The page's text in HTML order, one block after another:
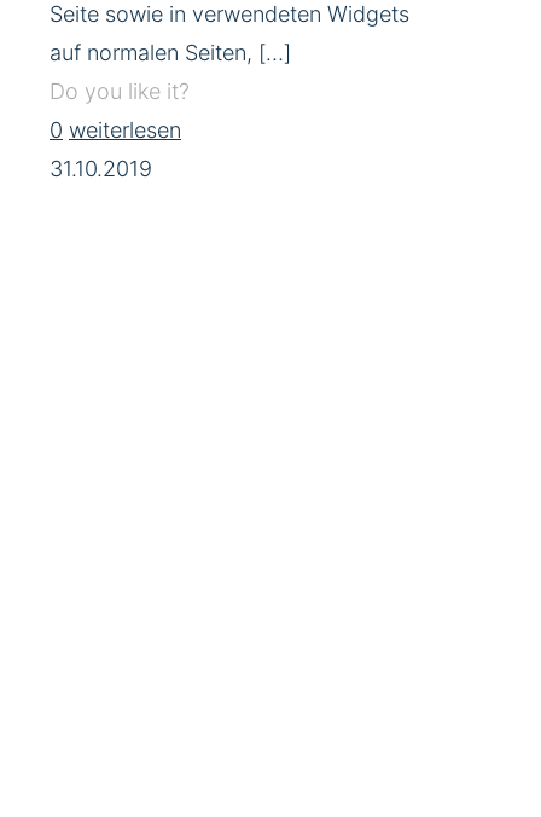
Seite sowie in verwendeten Widgets
auf normalen Seiten, […]
Do you like it?
0 weiterlesen
31.10.2019